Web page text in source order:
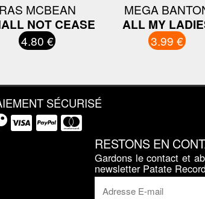
RAS MCBEAN
NOT CEASE
4.80 €
MEGA
ALL MY
3.99 €
SÉCURISÉ
RESTONS EN
Gardons le contact et
newsletter Patate